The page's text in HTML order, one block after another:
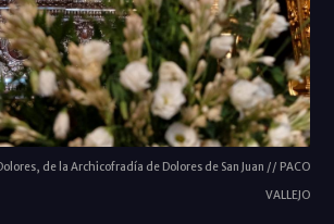
de la Archicofradía de Dolores de San Juan // PACO
VALLEJO